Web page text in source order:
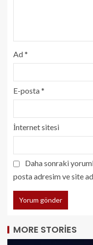
Ad*
E-posta*
İnternet sitesi
Daha sonraki
posta adresim ve site
MORE STORIES